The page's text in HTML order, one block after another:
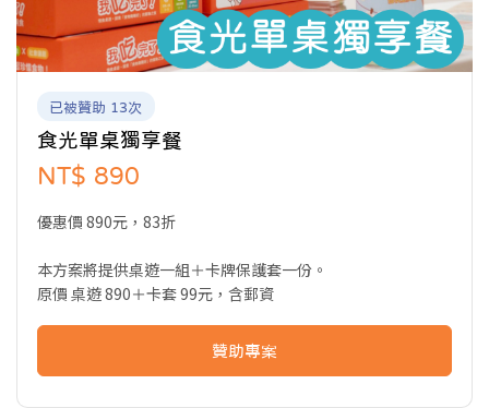
已被贊助 13次
食光單桌獨享餐
NT$ 890
優惠價 890元，83折
本方案將提供桌遊一組＋卡牌保護套一份。
原價 桌遊 890＋卡套 99元，含郵資
贊助專案